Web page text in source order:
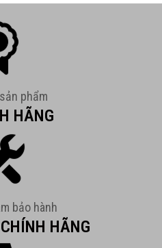
phẩm
HÃNG
bảo hành
HÃNG